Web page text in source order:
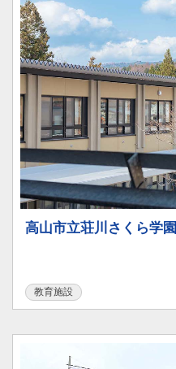
高山市立荘川さくら学園
教育施設